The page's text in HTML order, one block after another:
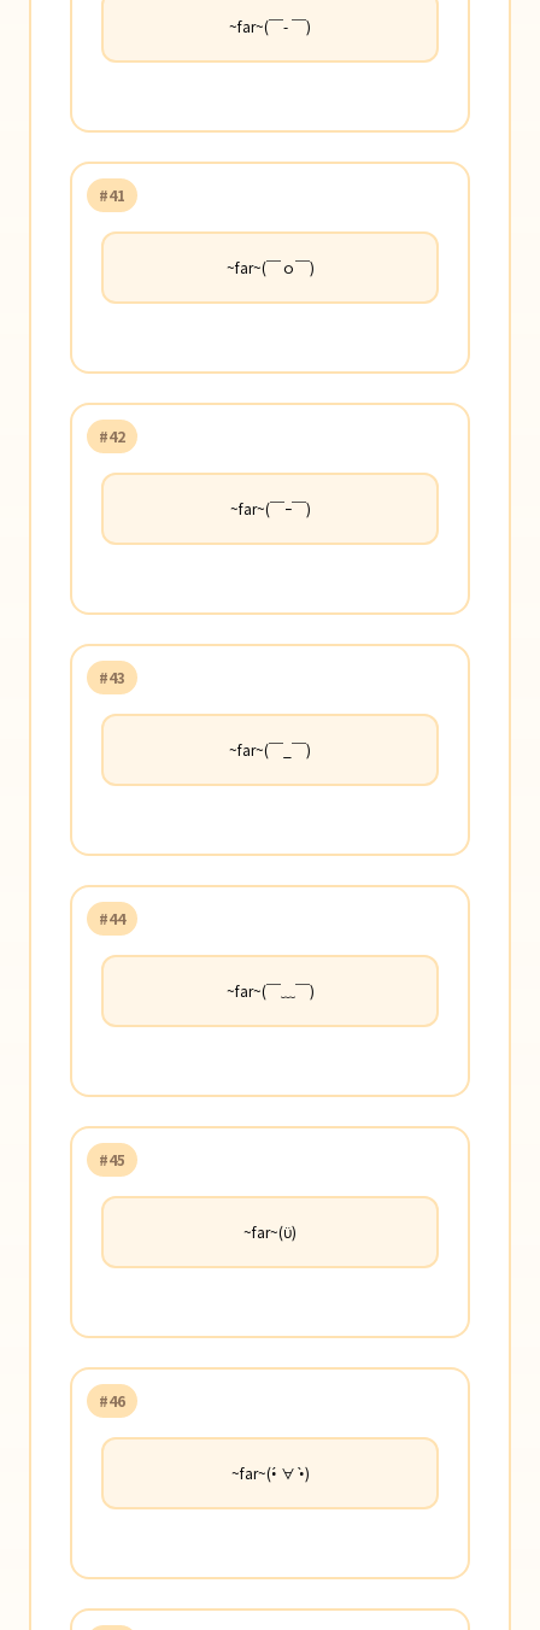
~far~(￣- ￣)
#41
~far~(￣ｏ￣)
#42
~far~(￣ｰ￣)
#43
~far~(￣_￣)
#44
~far~(￣﹏￣)
#45
~far~(ϋ)
#46
~far~(•́ ∀ •̀)